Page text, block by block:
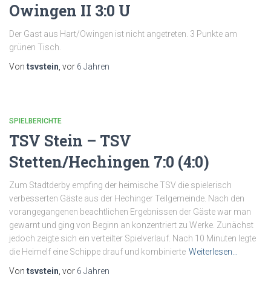
Owingen II 3:0 U
Der Gast aus Hart/Owingen ist nicht angetreten. 3 Punkte am
grünen Tisch.
Von tsvstein , vor 6 Jahren
SPIELBERICHTE
TSV Stein – TSV
Stetten/Hechingen 7:0 (4:0)
Zum Stadtderby empfing der heimische TSV die spielerisch
verbesserten Gäste aus der Hechinger Teilgemeinde. Nach den
vorangegangenen beachtlichen Ergebnissen der Gäste war man
gewarnt und ging von Beginn an konzentriert zu Werke. Zunächst
jedoch zeigte sich ein verteilter Spielverlauf. Nach 10 Minuten legte
die Heimelf eine Schippe drauf und kombinierte Weiterlesen…
Von tsvstein , vor 6 Jahren